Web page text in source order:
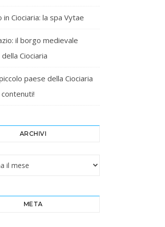
in Ciociaria: la spa Vytae
il borgo medievale
Ciociaria
paese della Ciociaria
ARCHIVI
META